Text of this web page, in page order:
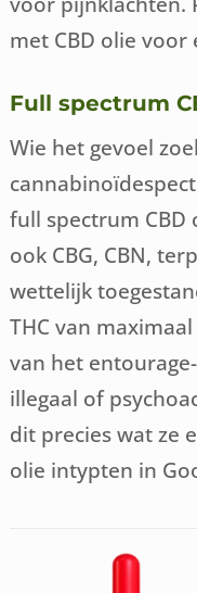
met CBD olie
Full spectrum
Wie het gevoel
full spectrum CBD
ook CBG, CBN,
wettelijk
THC van
van het
illegaal of
dit precies wat ze
olie intypten in